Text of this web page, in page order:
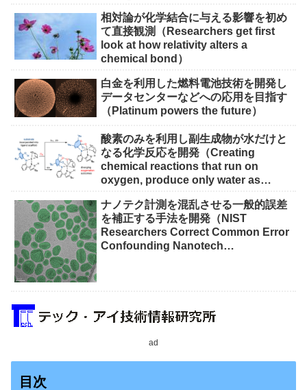
相対論が化学結合に与える影響を初め
て直接観測（Researchers get first
look at how relativity alters a
chemical bond）
白金を利用した燃料電池技術を開発し
データセンターなどへの応用を目指す
（Platinum powers the future）
酸素のみを利用し副生成物が水だけと
なる化学反応を開発（Creating
chemical reactions that run on
oxygen, produce only water as
ナノテク計測を混乱させる一般的誤差
を補正する手法を開発（NIST
Researchers Correct Common Error
Confounding Nanotech
ad
目次